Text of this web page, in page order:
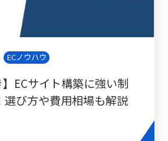
ECノウハウ
】ECサイト構築に強い制
選び方や費用相場も解説